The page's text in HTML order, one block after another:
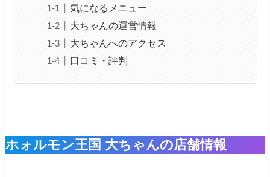
気になるメニュー
大ちゃんの運営情報
大ちゃんへのアクセス
口コミ・評判
ホォルモン王国 大ちゃんの店舗情報